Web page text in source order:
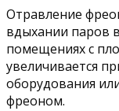
Отравление
вдыхании паров
помещениях с
увеличивается
оборудования
фреоном.